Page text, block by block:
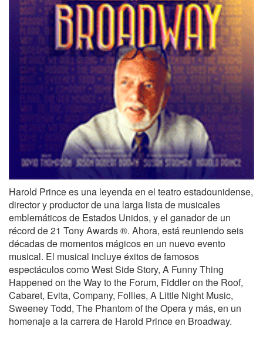
Harold Prince es una leyenda en el teatro estadounidense,
director y productor de una larga lista de musicales
emblemáticos de Estados Unidos, y el ganador de un
récord de 21 Tony Awards ®. Ahora, está reuniendo seis
décadas de momentos mágicos en un nuevo evento
musical. El musical incluye éxitos de famosos
espectáculos como West Side Story, A Funny Thing
Happened on the Way to the Forum, Fiddler on the Roof,
Cabaret, Evita, Company, Follies, A Little Night Music,
Sweeney Todd, The Phantom of the Opera y más, en un
homenaje a la carrera de Harold Prince en Broadway.